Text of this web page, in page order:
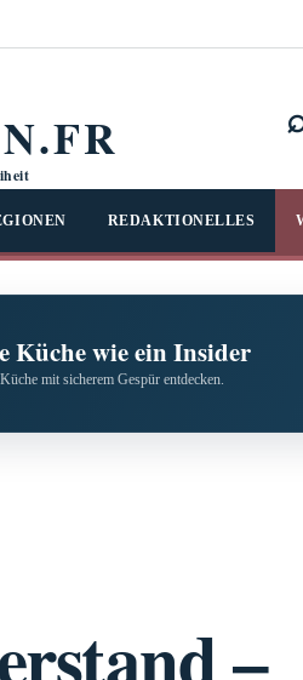
REDAKTIONELLES
Küche wie ein Insider
mit sicherem Gespür entdecken.
–